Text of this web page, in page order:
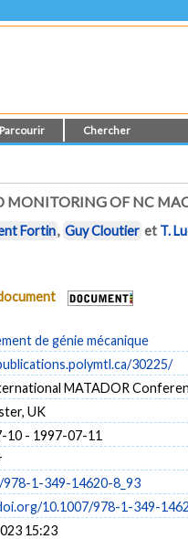
Parcourir Chercher
OF NC
Fortin, Guy Cloutier et T.
de génie mécanique
30225/
MATADOR
UK
10 - 1997-07-11
978-1-349-14620-8_93
10.1007/978-1-349-
15:23